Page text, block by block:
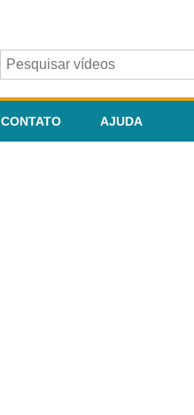
CONTATO AJUDA